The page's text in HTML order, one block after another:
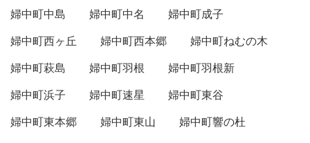
婦中町中島
婦中町中名
婦中町成子
婦中町西ヶ丘
婦中町西本郷
婦中町ねむの木
婦中町萩島
婦中町羽根
婦中町羽根新
婦中町浜子
婦中町速星
婦中町東谷
婦中町東本郷
婦中町東山
婦中町響の杜